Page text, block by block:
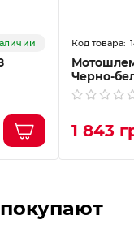
Черно-
1 843